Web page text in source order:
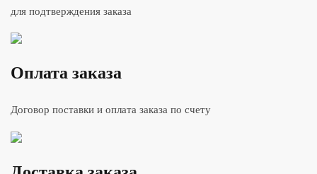
для подтверждения заказа
Оплата заказа
Договор поставки и оплата заказа по счету